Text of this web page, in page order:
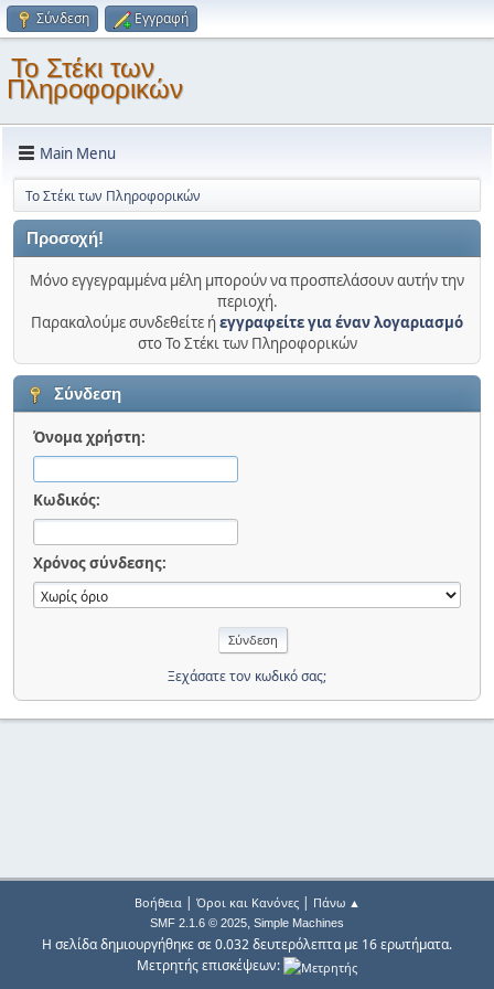
Σύνδεση Εγγραφή
Το Στέκι των
Πληροφορικών
Main Menu
Το Στέκι των Πληροφορικών
Προσοχή!
Μόνο εγγεγραμμένα μέλη μπορούν να προσπελάσουν αυτήν την
περιοχή.
Παρακαλούμε συνδεθείτε ήεγγραφείτε για έναν λογαριασμό
στο Το Στέκι των Πληροφορικών
Σύνδεση
Όνομα χρήστη:
Κωδικός:
Χρόνος σύνδεσης:
Ξεχάσατε τον κωδικό σας;
Βοήθεια| Όροι και Κανόνες| Πάνω ▲
SMF 2.1.6 © 2025, Simple Machines
Η σελίδα δημιουργήθηκε σε 0.032 δευτερόλεπτα με 16 ερωτήματα.
Μετρητής επισκέψεων: